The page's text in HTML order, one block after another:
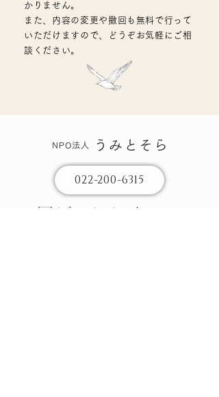
かりません。
また、内容の変更や撤回も無料で行って
いただけますので、どうぞお気軽にご相
談ください。
NPO法人 うみとそら
022-200-6315
info@miyagi-sankotu.org